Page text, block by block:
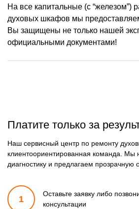
На все капитальные (с “железом”)
духовых шкафов мы
Вы защищены не только нашей
официальными документами!
Платите только за
Наш сервисный центр по ремонту
клиентоориентированная команда. Мы
диагностику и предлагаем прозрачную
1
Оставьте заявку либо
консультации